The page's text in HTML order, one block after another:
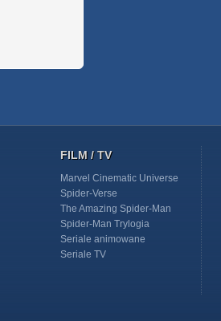
FILM / TV
Marvel Cinematic Universe
Spider-Verse
The Amazing Spider-Man
Spider-Man Trylogia
Seriale animowane
Seriale TV